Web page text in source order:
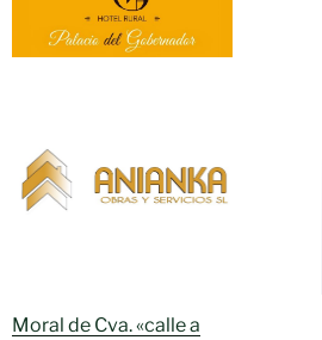
Moral de Cva. «calle a